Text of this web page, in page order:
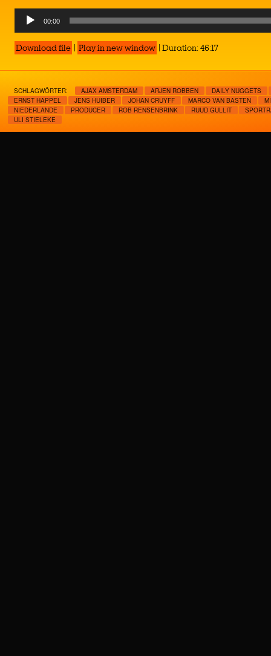
Audio
Player
00:00
Download file | Play in new window | Duration: 46:17
SCHLAGWÖRTER: AJAX AMSTERDAM ARJEN ROBBEN
DAILY NUGGETS
ERNST HAPPEL
JENS HUIBER JOHAN CRUYFF MARCO VAN BASTEN
NIEDERLANDE
PRODUCER ROB RENSENBRINK RUUD GULLIT
ULI STIELEKE